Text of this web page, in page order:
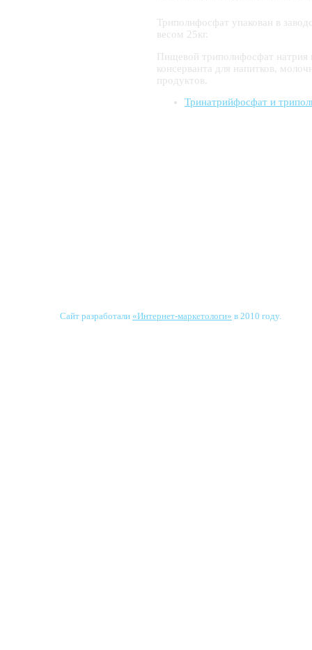
Триполифосфат упакован в
весом 25кг.
Пищевой триполифосфат натрия
консерванта для напитков,
продуктов.
Тринатрийфосфат и
Сайт разработали «Интернет-маркетологи» в 2010 году.